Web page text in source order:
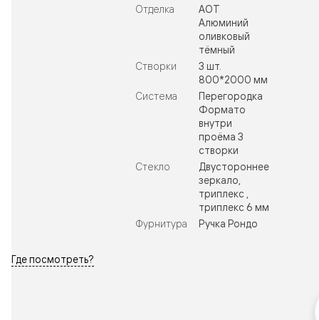
Отделка
АОТ
Алюминий
оливковый
тёмный
Створки
3 шт.
800*2000 мм
Система
Перегородка
Формато
внутри
проёма 3
створки
Стекло
Двустороннее
зеркало,
триплекс ,
триплекс 6 мм
Фурнитура
Ручка Рондо
Где посмотреть?